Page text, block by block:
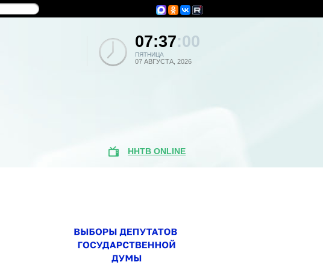
07:37:00
ПЯТНИЦА
07 АВГУСТА, 2026
ННТВ ONLINE